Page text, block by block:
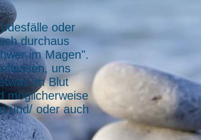
oder
durchaus
im Magen".
uns
im Blut
möglicherweise
und/ oder auch